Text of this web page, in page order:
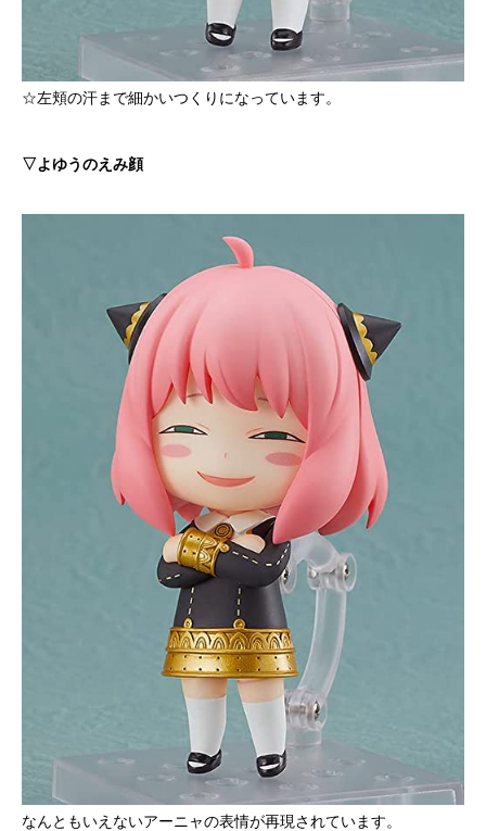
☆左頬の汗まで細かいつくりになっています。
▽よゆうのえみ顔
なんともいえないアーニャの表情が再現されています。